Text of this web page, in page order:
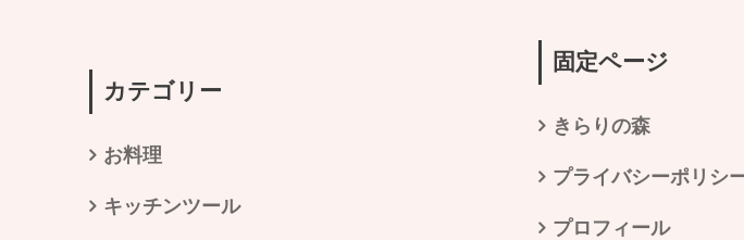
カテゴリー
お料理
キッチンツール
固定ページ
きらりの森
プライバシーポリシ
プロフィール